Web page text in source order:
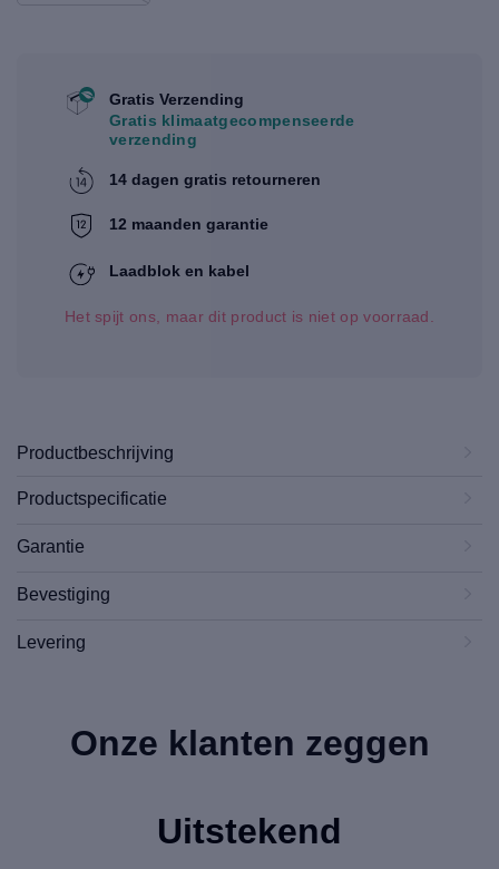
Gratis Verzending
Gratis klimaatgecompenseerde
verzending
14 dagen gratis retourneren
12 maanden garantie
Laadblok en kabel
Het spijt ons, maar dit product is niet op voorraad.
Productbeschrijving
Productspecificatie
Garantie
Bevestiging
Levering
Onze klanten zeggen
Uitstekend